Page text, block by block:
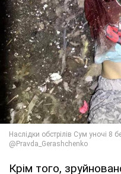
Крім того,